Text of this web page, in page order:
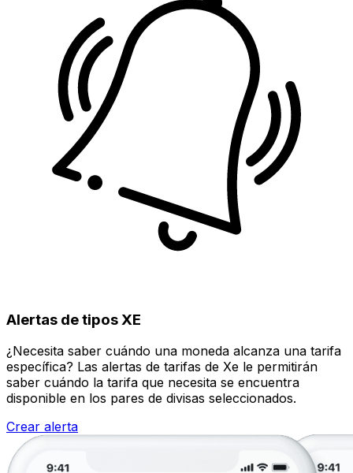
Alertas de tipos XE
¿Necesita saber cuándo una moneda alcanza una tarifa
específica? Las alertas de tarifas de Xe le permitirán
saber cuándo la tarifa que necesita se encuentra
disponible en los pares de divisas seleccionados.
Crear alerta